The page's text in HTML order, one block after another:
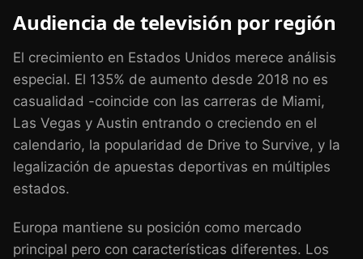
Audiencia de televisión por región
El crecimiento en Estados Unidos merece análisis
especial. El 135% de aumento desde 2018 no es
casualidad -coincide con las carreras de Miami,
Las Vegas y Austin entrando o creciendo en el
calendario, la popularidad de Drive to Survive, y la
legalización de apuestas deportivas en múltiples
estados.
Europa mantiene su posición como mercado
principal pero con características diferentes. Los